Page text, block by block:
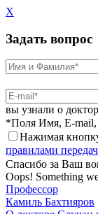
X
Задать вопрос
вы узнали о
*Поля Имя, E-mail,
Нажимая
правилами
Спасибо за Ваш
Oops! Something
Профессор
Камиль Бахтияров